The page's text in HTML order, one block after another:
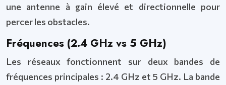
une antenne à gain élevé et directionnelle pour
percer les obstacles.
Fréquences (2.4 GHz vs 5 GHz)
Les réseaux fonctionnent sur deux bandes de
fréquences principales : 2.4 GHz et 5 GHz. La bande